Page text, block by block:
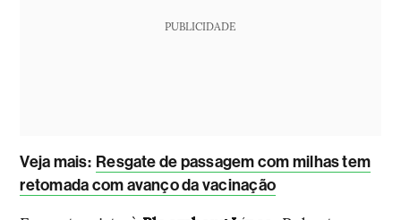
PUBLICIDADE
Veja mais: Resgate de passagem com milhas tem
retomada com avanço da vacinação